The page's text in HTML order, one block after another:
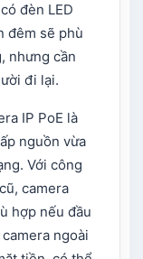
đèn LED
đêm sẽ phù
nhưng cần
đi lại.
IP PoE là
nguồn vừa
Với công
camera
hợp nếu đầu
ngoài